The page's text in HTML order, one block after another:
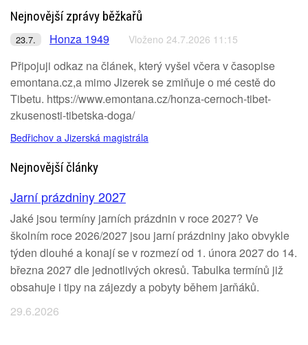
Nejnovější zprávy běžkařů
23.7. Honza 1949 Vloženo 24.7.2026 11:15
Připojuji odkaz na článek, který vyšel včera v časopise
emontana.cz,a mimo Jizerek se zmiňuje o mé cestě do
Tibetu. https://www.emontana.cz/honza-cernoch-tibet-
zkusenosti-tibetska-doga/
Bedřichov a Jizerská magistrála
Nejnovější články
Jarní prázdniny 2027
Jaké jsou termíny jarních prázdnin v roce 2027? Ve
školním roce 2026/2027 jsou jarní prázdniny jako obvykle
týden dlouhé a konají se v rozmezí od 1. února 2027 do 14.
března 2027 dle jednotlivých okresů. Tabulka termínů již
obsahuje i tipy na zájezdy a pobyty během jarňáků.
29.6.2026